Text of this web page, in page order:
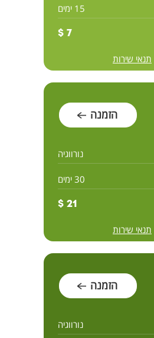
15 ימים
7 $
תנאי שירות
הזמנה
נורווגיה
30 ימים
21 $
תנאי שירות
הזמנה
נורווגיה